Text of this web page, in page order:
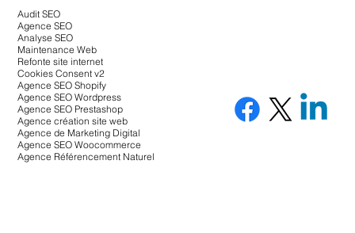
Audit SEO
Agence SEO
Analyse SEO
Maintenance Web
Refonte site internet
Cookies Consent v2
Agence SEO Shopify
Agence SEO Wordpress
Agence SEO Prestashop
Agence création site web
Agence de Marketing Digital
Agence SEO Woocommerce
Agence Référencement Naturel